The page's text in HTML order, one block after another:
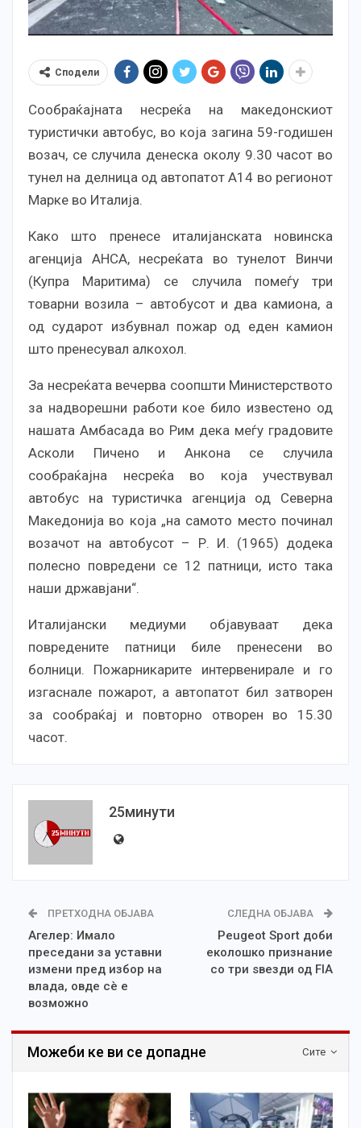
Сподели
Сообраќајната несреќа на македонскиот
туристички автобус, во која загина 59-годишен
возач, се случила денеска околу 9.30 часот во
тунел на делница од автопатот А14 во регионот
Марке во Италија.
Како што пренесе италијанската новинска
агенција АНСА, несреќата во тунелот Винчи
(Купра Маритима) се случила помеѓу три
товарни возила – автобусот и два камиона, а
од сударот избувнал пожар од еден камион
што пренесувал алкохол.
За несреќата вечерва соопшти Министерството
за надворешни работи кое било известено од
нашата Амбасада во Рим дека меѓу градовите
Асколи Пичено и Анкона се случила
сообраќајна несреќа во која учествувал
автобус на туристичка агенција од Северна
Македонија во која „на самото место починал
возачот на автобусот – Р. И. (1965) додека
полесно повредени се 12 патници, исто така
наши државјани“.
Италијански медиуми објавуваат дека
повредените патници биле пренесени во
болници. Пожарникарите интервенирале и го
изгаснале пожарот, а автопатот бил затворен
за сообраќај и повторно отворен во 15.30
часот.
25минути
ПРЕТХОДНА ОБЈАВА
Агелер: Имало
преседани за уставни
измени пред избор на
влада, овде сè e
возможно
СЛЕДНА ОБЈАВА
Peugeot Sport доби
еколошко признание
со три ѕвезди од FIA
Сите
Можеби ке ви се допадне